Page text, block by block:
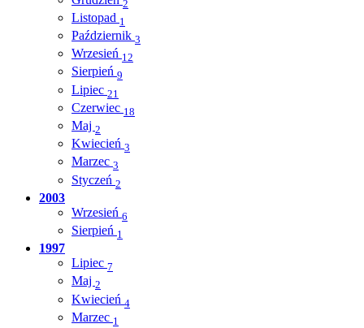
2
Listopad 1
Październik 3
Wrzesień 12
Sierpień 9
Lipiec 21
Czerwiec 18
Maj 2
Kwiecień 3
Marzec 3
Styczeń 2
2003
Wrzesień 6
Sierpień 1
1997
Lipiec 7
Maj 2
Kwiecień 4
Marzec 1